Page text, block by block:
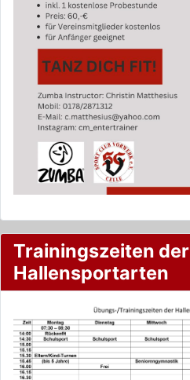
Trainingszeiten der
Hallensportarten